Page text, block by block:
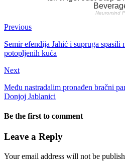
Previous
Semir efendija Jahić i supruga spasili
potopljenih kuća
Next
Među nastradalim pronađen bračni
Donjoj Jablanici
Be the first to comment
Leave a Reply
Your email address will not be